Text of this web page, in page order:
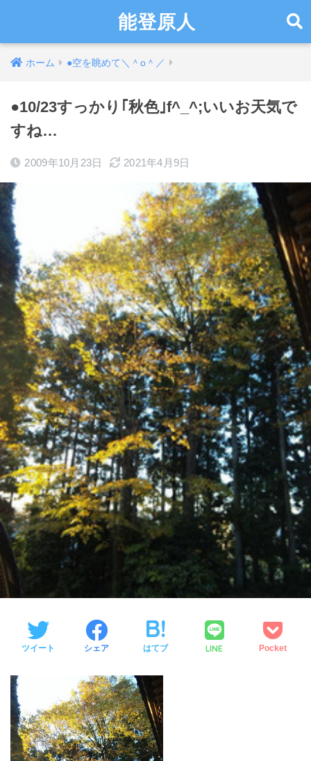
能登原人
ホーム ●空を眺めて＼＾o＾／
●10/23すっかり｢秋色｣f^_^;いいお天気で
すね…
2009年10月23日 2021年4月9日
ツイート シェア はてブ LINE Pocket